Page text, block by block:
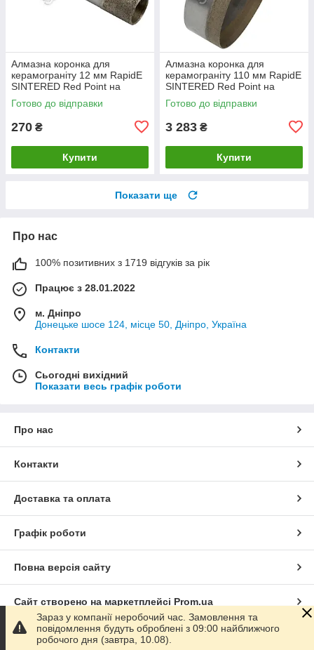
Алмазна коронка для
керамограніту 12 мм RapidE
SINTERED Red Point на
Дриль
Готово до відправки
270 ₴
Купити
Алмазна коронка для
керамограніту 110 мм RapidE
SINTERED Red Point на
Дриль
Готово до відправки
3 283 ₴
Купити
Показати ще
Про нас
100% позитивних з 1719 відгуків за рік
Працює з 28.01.2022
м. Дніпро
Донецьке шосе 124, місце 50, Дніпро, Україна
Контакти
Сьогодні вихідний
Показати весь графік роботи
Про нас
Контакти
Доставка та оплата
Графік роботи
Повна версія сайту
Сайт створено на маркетплейсі Prom.ua
Політика конфіденційності
Зараз у компанії неробочий час. Замовлення та
повідомлення будуть оброблені з 09:00 найближчого
робочого дня (завтра, 10.08).